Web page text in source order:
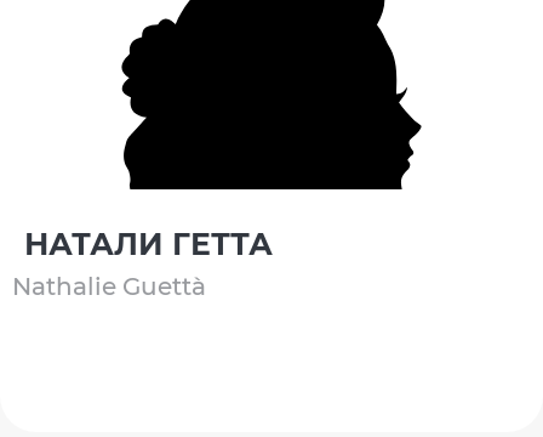
НАТАЛИ ГЕТТА
Nathalie Guettà